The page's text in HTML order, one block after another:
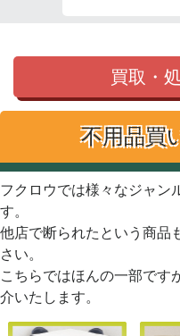
買取・
不用品買
フクロウでは様々なジャン
す。
他店で断られたという商品
さい。
こちらではほんの一部です
介いたします。